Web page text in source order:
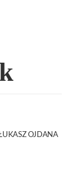
OJDANA